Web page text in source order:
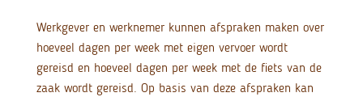
Werkgever en werknemer kunnen afspraken maken over
hoeveel dagen per week met eigen vervoer wordt
gereisd en hoeveel dagen per week met de fiets van de
zaak wordt gereisd. Op basis van deze afspraken kan